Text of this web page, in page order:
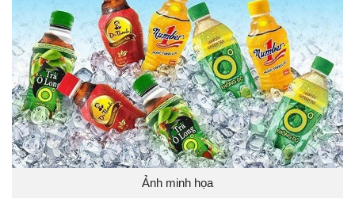
Ảnh minh họa